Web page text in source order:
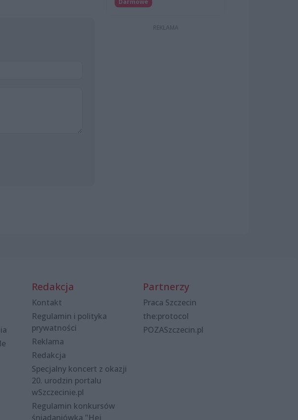
Darmowe
Redakcja
Kontakt
Regulamin i polityka
prywatności
Reklama
Redakcja
Specjalny koncert z okazji
20. urodzin portalu
wSzczecinie.pl
Regulamin konkursów
śniadaniówka "Hej
Partnerzy
Praca Szczecin
the:protocol
POZASzczecin.pl